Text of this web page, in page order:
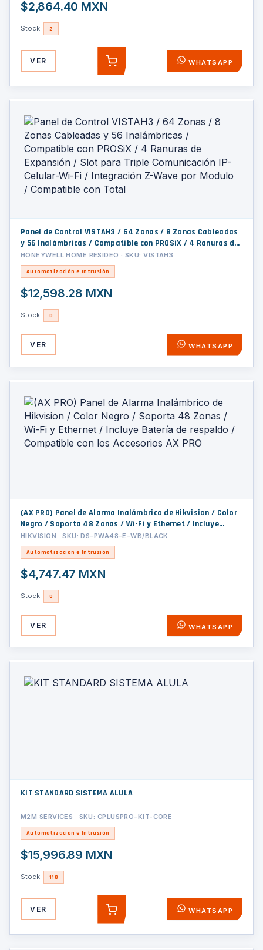
$2,864.40 MXN
Stock: 2
VER AGREGAR WHATSAPP
Panel de Control VISTAH3 / 64 Zonas / 8 Zonas Cableadas
y 56 Inalámbricas / Compatible con PROSiX / 4 Ranuras de
Expansión / Slot para Triple Comunicación IP-Celular-Wi-Fi
/ Integración Z-Wave por Modulo / Compatible con Total
HONEYWELL HOME RESIDEO · SKU: VISTAH3
Automatización e Intrusión
$12,598.28 MXN
Stock: 0
VER WHATSAPP
(AX PRO) Panel de Alarma Inalámbrico de Hikvision / Color
Negro / Soporta 48 Zonas / Wi-Fi y Ethernet / Incluye
Batería de respaldo / Compatible con los Accesorios AX
PRO
HIKVISION · SKU: DS-PWA48-E-WB/BLACK
Automatización e Intrusión
$4,747.47 MXN
Stock: 0
VER WHATSAPP
KIT STANDARD SISTEMA ALULA
M2M SERVICES · SKU: CPLUSPRO-KIT-CORE
Automatización e Intrusión
$15,996.89 MXN
Stock: 118
VER AGREGAR WHATSAPP